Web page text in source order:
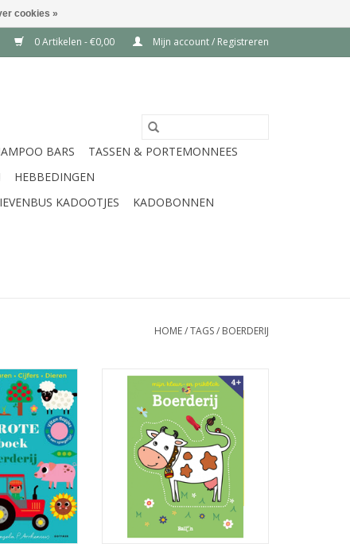
0 Artikelen - €0,00 Mijn account / Registreren
BARS
TASSEN & PORTEMONNEES
HEBBEDINGEN
KADOOTJES
KADOBONNEN
HOME/TAGS/ BOERDERIJ
concepten
manier,
wordt
Elke pagina
onder elke
verrassing.
-
een feest v
Deze set bestaat uit 12 plaatjes
die je kunt inkleuren en
uitprikken. Bij de set zit een
prikpen en een prikmat om
onder de plaatjes te leggen bij
het prikken.
TOEVOEGEN AAN WINKELWAGEN
cookies »